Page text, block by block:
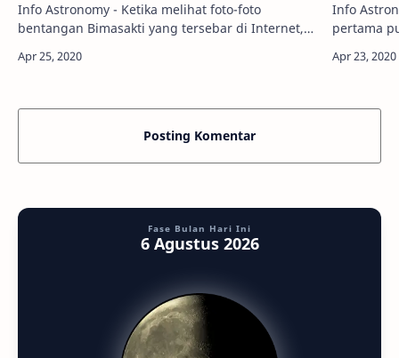
Info Astronomy - Ketika melihat foto-foto
bentangan Bimasakti yang tersebar di Internet,
daerah saya tidak bisa melihat bentangan g…
Info
pertama
kamu,
Posting Komentar
Fase Bulan Hari Ini
6 Agustus 2026